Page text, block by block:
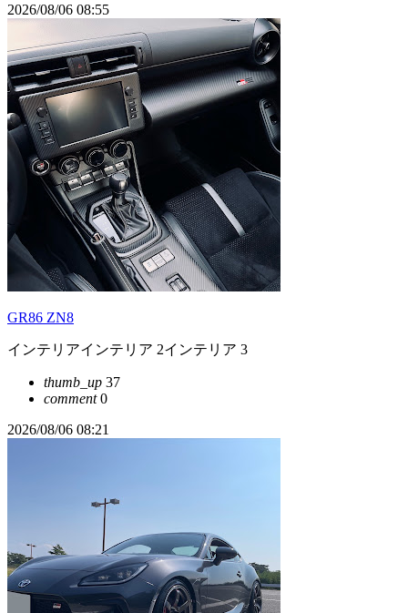
2026/08/06 08:55
GR86 ZN8
インテリアインテリア 2インテリア 3
thumb_up 37
comment0
2026/08/06 08:21